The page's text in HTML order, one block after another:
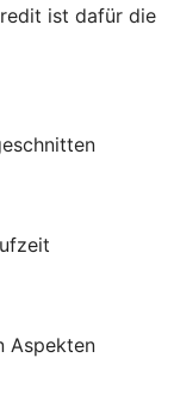
ist dafür die
Aspekten